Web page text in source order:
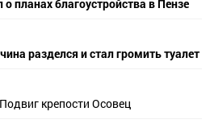
планах благоустройства в Пензе
разделся и стал громить туалет
крепости Осовец